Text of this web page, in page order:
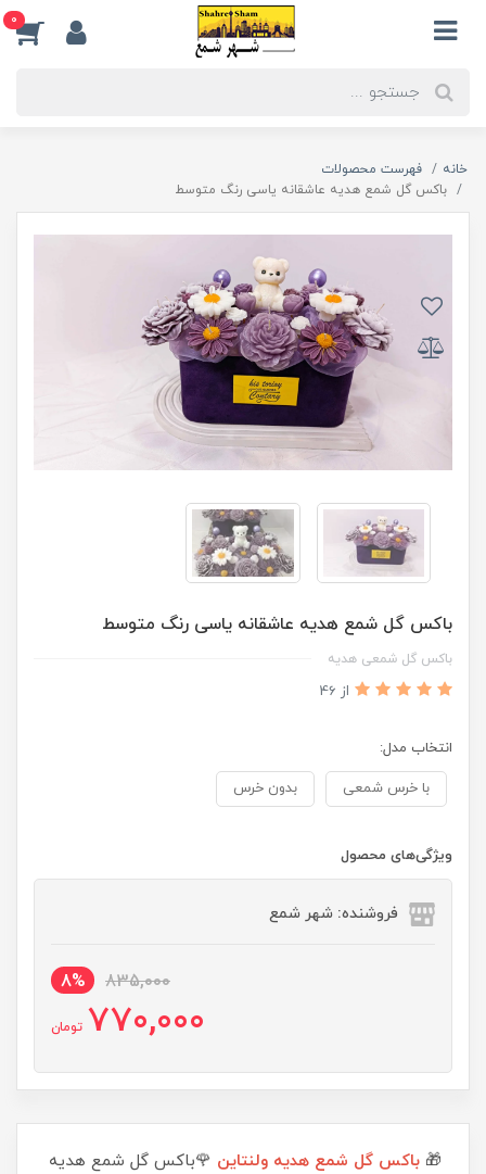
0
خانه
فهرست محصولات
باکس گل شمع هدیه عاشقانه یاسی رنگ متوسط
باکس گل شمع هدیه عاشقانه یاسی رنگ متوسط
باکس گل شمعی هدیه
از 46
انتخاب مدل:
با خرس شمعی بدون خرس
ویژگی‌های محصول
فروشنده: شهر شمع
835,000
8%
770,000 تومان
🎁 باکس گل شمع هدیه ولنتاین 🌹باکس گل شمع هدیه